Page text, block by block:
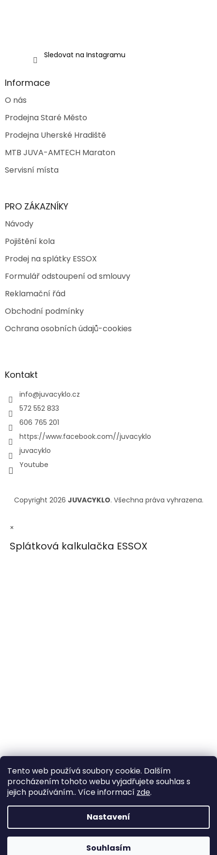
Tento web používá soubory cookie. Dalším
procházením tohoto webu vyjadřujete souhlas s
jejich používáním.. Více informací zde.
Nastavení
Souhlasím
Sledovat na Instagramu
Informace
O nás
Prodejna Staré Město
Prodejna Uherské Hradiště
MTB JUVA-AMTECH Maraton
Servisní místa
PRO ZÁKAZNÍKY
Návody
Pojištění kola
Prodej na splátky ESSOX
Formulář odstoupení od smlouvy
Reklamační řád
Obchodní podmínky
Ochrana osobních údajů-cookies
Kontakt
info@juvacyklo.cz
572 552 833
606 765 201
https://www.facebook.com//juvacyklo
juvacyklo
Youtube
Copyright 2026 JUVACYKLO. Všechna práva vyhrazena.
×
Splátková kalkulačka ESSOX